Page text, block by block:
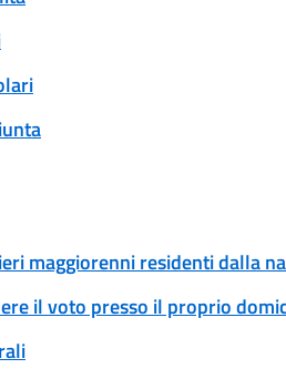
maggiorenni residenti dalla
il voto presso il proprio